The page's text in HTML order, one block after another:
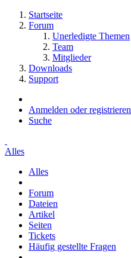
Startseite
Forum
Unerledigte Themen
Team
Mitglieder
Downloads
Support
Anmelden oder registrieren
Suche
Alles
Alles
Forum
Dateien
Artikel
Seiten
Tickets
Häufig gestellte Fragen